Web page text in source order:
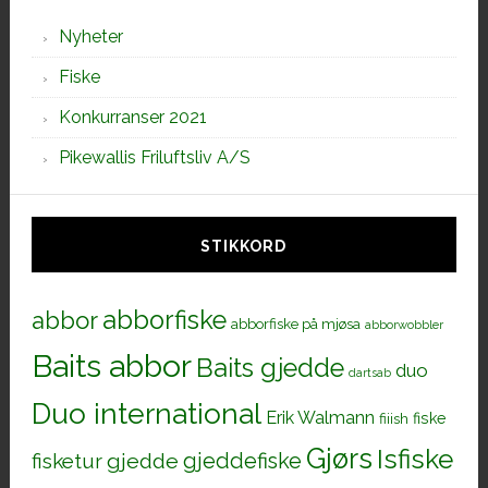
Nyheter
Fiske
Konkurranser 2021
Pikewallis Friluftsliv A/S
STIKKORD
abborabborfiske abborfiske på mjøsa abborwobbler
Baits abbor Baits gjedde dartsab duo
Duo international Erik Walmann fiiish fiske
fisketurgjedde gjeddefiske Gjørs Isfiske